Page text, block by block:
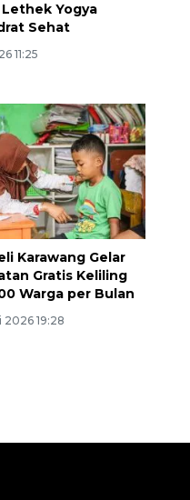
Lethek Yogya
Sehat
11:25
Karawang Gelar
Gratis Keliling
Warga per Bulan
2026 19:28
berbasis AI